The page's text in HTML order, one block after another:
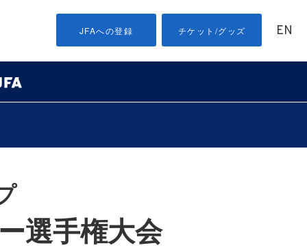
JFAへの登録 チケット/グッズ EN
選手権大会